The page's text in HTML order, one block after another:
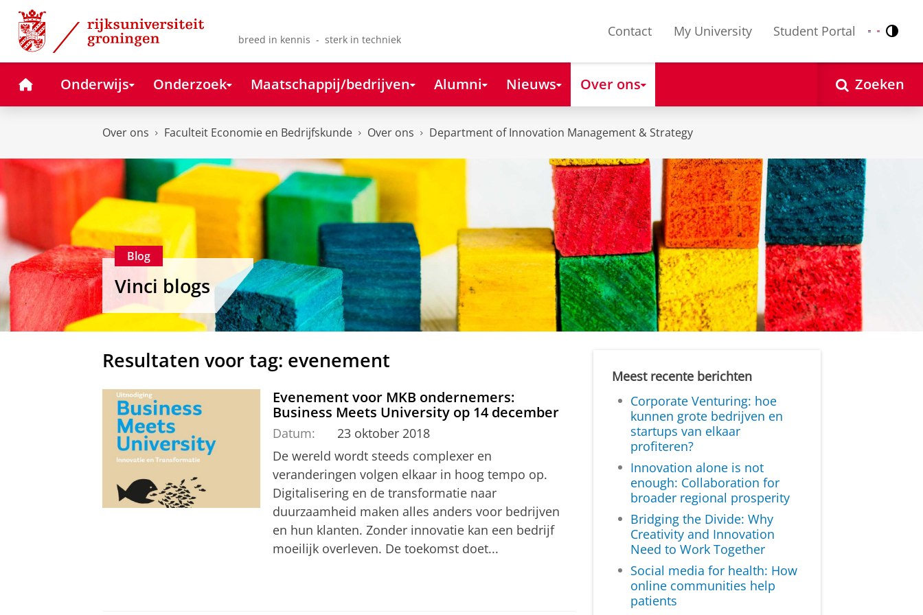
Skip
Content
Skip
Navigation
breed in kennis - sterk in techniek
Contact My University Student Portal Nederlands
English
HomeOnderwijs Onderzoek Maatschappij/bedrijven Alumni Nieuws Over ons Zoeken
Over ons Faculteit Economie en Bedrijfskunde Over ons Department of Innovation Management & Strategy
Blog
Vinci blogs
Resultaten voor tag: evenement
Evenement voor MKB ondernemers:
Business Meets University op 14 december
Datum:
23 oktober 2018
De wereld wordt steeds complexer en
veranderingen volgen elkaar in hoog tempo op.
Digitalisering en de transformatie naar
duurzaamheid maken alles anders voor bedrijven
en hun klanten. Zonder innovatie kan een bedrijf
moeilijk overleven. De toekomst doet...
Meest recente berichten
Corporate Venturing: hoe
kunnen grote bedrijven en
startups van elkaar
profiteren?
Innovation alone is not
enough: Collaboration for
broader regional prosperity
Bridging the Divide: Why
Creativity and Innovation
Need to Work Together
Social media for health: How
online communities help
patients